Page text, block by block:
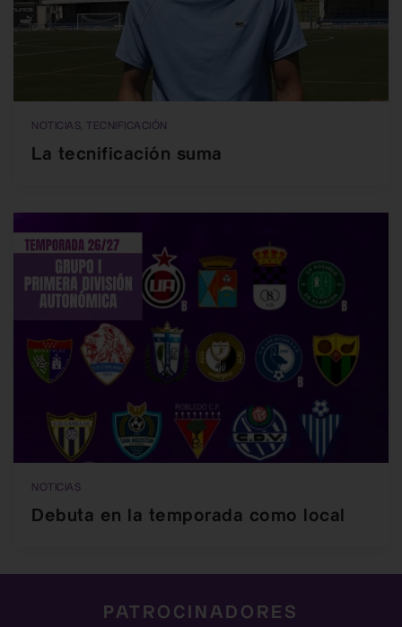
NOTICIAS, TECNIFICACIÓN
La tecnificación suma
NOTICIAS
Debuta en la temporada como local
PATROCINADORES